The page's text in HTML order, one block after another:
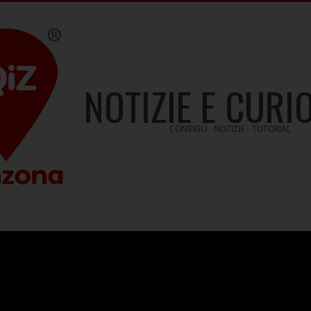
NOTIZIE ECONSIGLI - NOTIZIE - TUTORIAL